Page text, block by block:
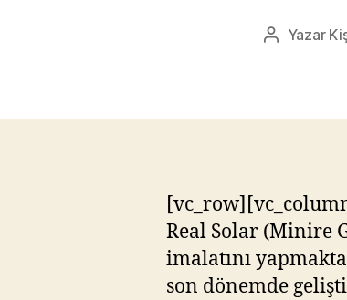
Yazının
Yazar
Real Solar (Minire
imalatını
son dönemde